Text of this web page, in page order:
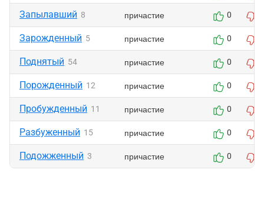
Запылавший 8 причастие 0
Зарожденный 5 причастие 0
Поднятый 54 причастие 0
Порожденный 12 причастие 0
Пробужденный 11 причастие 0
Разбуженный 15 причастие 0
Подожженный 3 причастие 0